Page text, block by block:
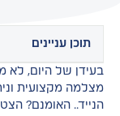
תוכן עניינים
בעידן של היום, לא
מצלמה מקצועית
הנייד.. האומנם?